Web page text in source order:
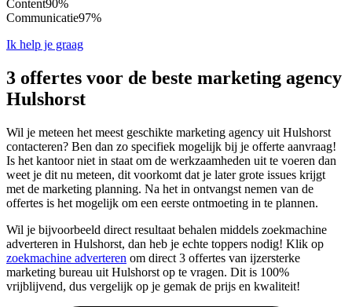
Content90%
Communicatie97%
Ik help je graag
3 offertes voor de beste marketing agency
Hulshorst
Wil je meteen het meest geschikte marketing agency uit Hulshorst
contacteren? Ben dan zo specifiek mogelijk bij je offerte aanvraag!
Is het kantoor niet in staat om de werkzaamheden uit te voeren dan
weet je dit nu meteen, dit voorkomt dat je later grote issues krijgt
met de marketing planning. Na het in ontvangst nemen van de
offertes is het mogelijk om een eerste ontmoeting in te plannen.
Wil je bijvoorbeeld direct resultaat behalen middels zoekmachine
adverteren in Hulshorst, dan heb je echte toppers nodig! Klik op
zoekmachine adverteren om direct 3 offertes van ijzersterke
marketing bureau uit Hulshorst op te vragen. Dit is 100%
vrijblijvend, dus vergelijk op je gemak de prijs en kwaliteit!